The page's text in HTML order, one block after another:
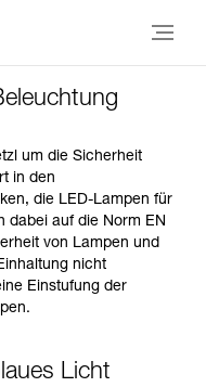
um die Sicherheit
in den
die LED-Lampen für
dabei auf die Norm EN
von Lampen und
nicht
Einstufung der
Licht